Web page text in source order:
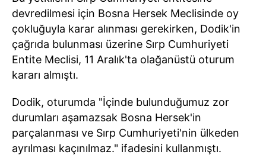
devredilmesi için Bosna Hersek Meclisinde oy
çokluğuyla karar alınması gerekirken, Dodik'in
çağrıda bulunması üzerine Sırp Cumhuriyeti
Entite Meclisi, 11 Aralık'ta olağanüstü oturum
kararı almıştı.
Dodik, oturumda "İçinde bulunduğumuz zor
durumları aşamazsak Bosna Hersek'in
parçalanması ve Sırp Cumhuriyeti'nin ülkeden
ayrılması kaçınılmaz." ifadesini kullanmıştı.